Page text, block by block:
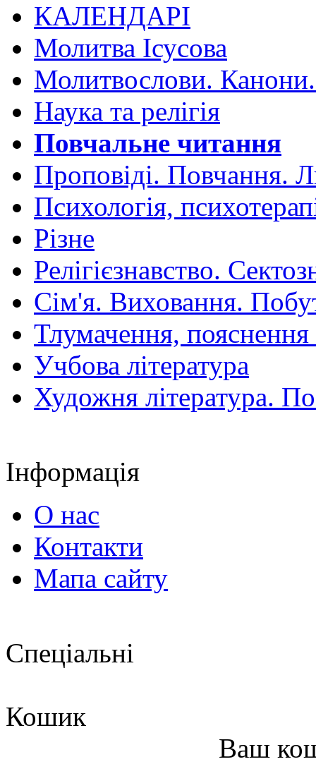
КАЛЕНДАРІ
Молитва Ісусова
Молитвослови.
Наука та релігія
Повчальне читання
Проповіді. Повчання.
Психологія,
Різне
Релігієзнавство.
Сім'я. Виховання.
Тлумачення,
Учбова література
Художня література.
Інформація
О нас
Контакти
Мапа сайту
Спеціальні
Кошик
Ваш